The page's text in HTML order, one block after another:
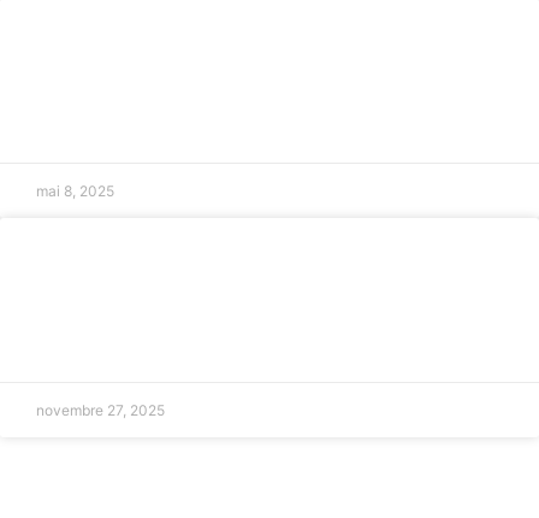
mai 8, 2025
novembre 27, 2025